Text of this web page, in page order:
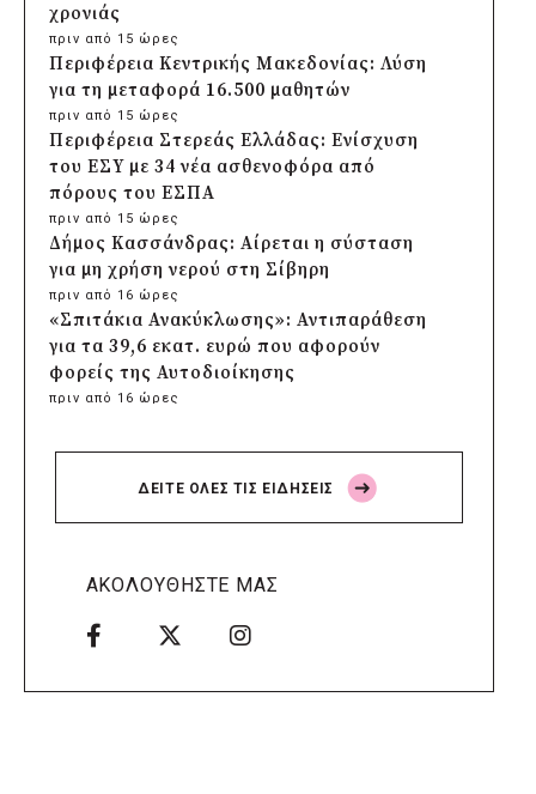
χρονιάς
πριν από 15 ώρες
Περιφέρεια Κεντρικής Μακεδονίας: Λύση
για τη μεταφορά 16.500 μαθητών
πριν από 15 ώρες
Περιφέρεια Στερεάς Ελλάδας: Ενίσχυση
του ΕΣΥ με 34 νέα ασθενοφόρα από
πόρους του ΕΣΠΑ
πριν από 15 ώρες
Δήμος Κασσάνδρας: Αίρεται η σύσταση
για μη χρήση νερού στη Σίβηρη
πριν από 16 ώρες
«Σπιτάκια Ανακύκλωσης»: Αντιπαράθεση
για τα 39,6 εκατ. ευρώ που αφορούν
φορείς της Αυτοδιοίκησης
πριν από 16 ώρες
Δαφνίου παρά την έλλειψη αρμοδιότητας
Δήμος Αμαρουσίου: Μεγάλες παρεμβάσεις
αναβάθμισης στα σχολεία πριν τον
πριν από 16 ώρες
διάκριση στα Diversity, Equity & Inclusion
Awards 2026
ΔΕΙΤΕ ΟΛΕΣ ΤΙΣ ΕΙΔΗΣΕΙΣ
ΑΚΟΛΟΥΘΗΣΤΕ ΜΑΣ